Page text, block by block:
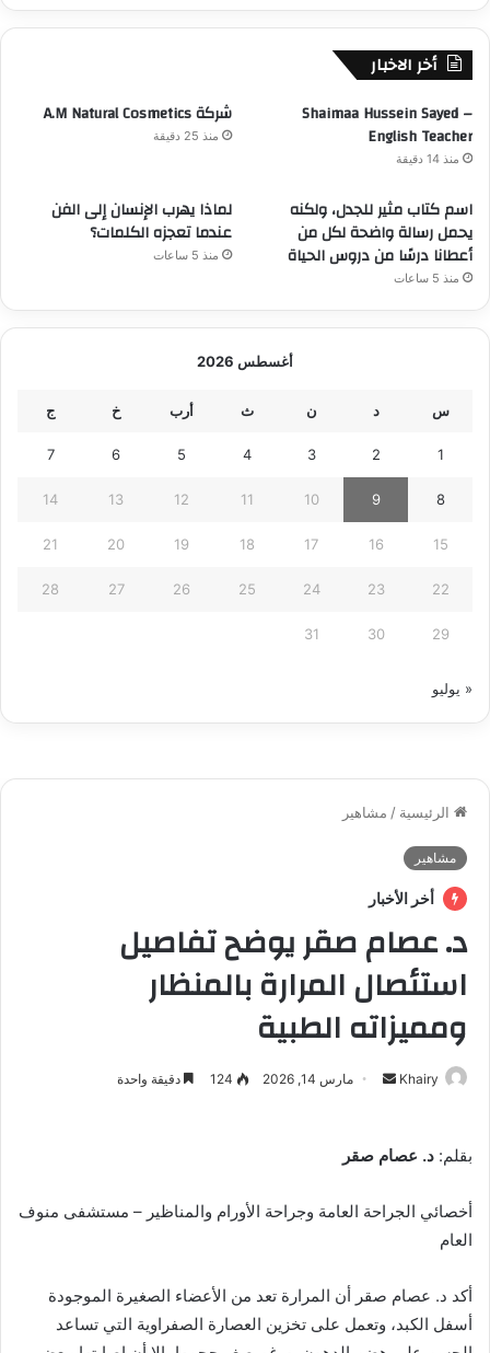
أخر الاخبار
Shaimaa Hussein Sayed –
English Teacher
منذ 14 دقيقة
شركة A.M Natural Cosmetics
منذ 25 دقيقة
​اسم كتاب مثير للجدل، ولكنه
يحمل رسالة واضحة لكل من
أعطانا درسًا من دروس الحياة
منذ 5 ساعات
لماذا يهرب الإنسان إلى الفن
عندما تعجزه الكلمات؟
منذ 5 ساعات
أغسطس 2026
س د ن ث أرب خ ج
1
2
3
4
5
6
7
8
9
10
11
12
13
14
15
16
17
18
19
20
21
22
23
24
25
26
27
28
29
30
31
« يوليو